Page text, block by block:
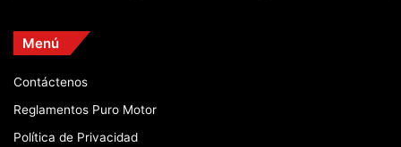
Menú
Contáctenos
Reglamentos Puro Motor
Política de Privacidad